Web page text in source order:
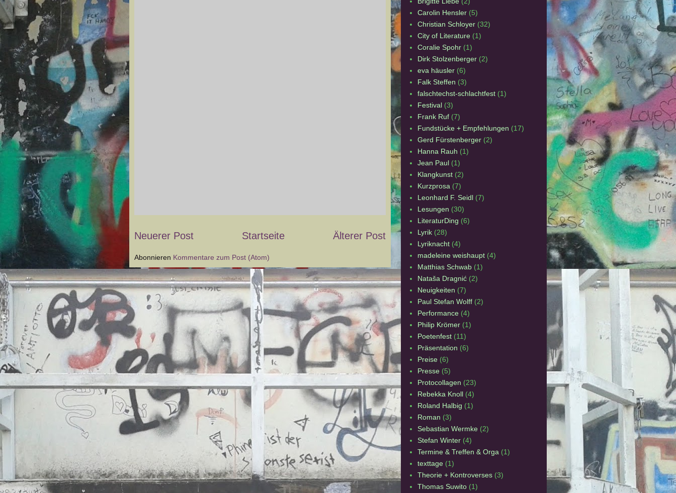
Neuerer Post Älterer Post
Startseite
Abonnieren Kommentare zum Post (Atom)
Carolin Hensler (5)
Christian Schloyer (32)
City of Literature (1)
Coralie Spohr (1)
Dirk Stolzenberger (2)
eva häusler (6)
Falk Steffen (3)
falschtechst-schlachtfest (1)
Festival (3)
Frank Ruf (7)
Fundstücke + Empfehlungen (17)
Gerd Fürstenberger (2)
Hanna Rauh (1)
Jean Paul (1)
Klangkunst (2)
Kurzprosa (7)
Leonhard F. Seidl (7)
Lesungen (30)
LiteraturDing (6)
Lyrik (28)
Lyriknacht (4)
madeleine weishaupt (4)
Matthias Schwab (1)
Nataša Dragnić (2)
Neuigkeiten (7)
Paul Stefan Wolff (2)
Performance (4)
Philip Krömer (1)
Poetenfest (11)
Präsentation (6)
Preise (6)
Presse (5)
Protocollagen (23)
Rebekka Knoll (4)
Roland Halbig (1)
Roman (3)
Sebastian Wermke (2)
Stefan Winter (4)
Termine & Treffen & Orga (1)
texttage (1)
Theorie + Kontroverses (3)
Thomas Suwito (1)